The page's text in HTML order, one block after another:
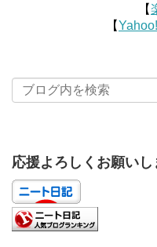
【
【
応援よろしくお願いし